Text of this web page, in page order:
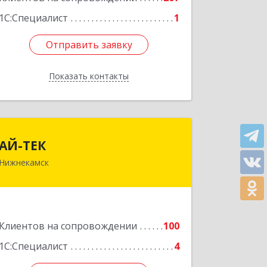
1С:Специалист
1
Отправить заявку
Показать контакты
Отправить заявку
Назад
ТЕК
Нижнекамск
Клиентов на сопровождении
100
1С:Специалист
4